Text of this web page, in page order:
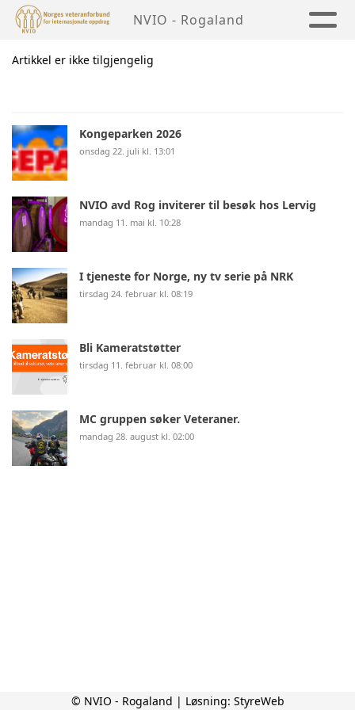
NVIO - Rogaland
Artikkel er ikke tilgjengelig
Kongeparken 2026
onsdag 22. juli kl. 13:01
NVIO avd Rog inviterer til besøk hos Lervig
mandag 11. mai kl. 10:28
I tjeneste for Norge, ny tv serie på NRK
tirsdag 24. februar kl. 08:19
Bli Kameratstøtter
tirsdag 11. februar kl. 08:00
MC gruppen søker Veteraner.
mandag 28. august kl. 02:00
© NVIO - Rogaland | Løsning: StyreWeb